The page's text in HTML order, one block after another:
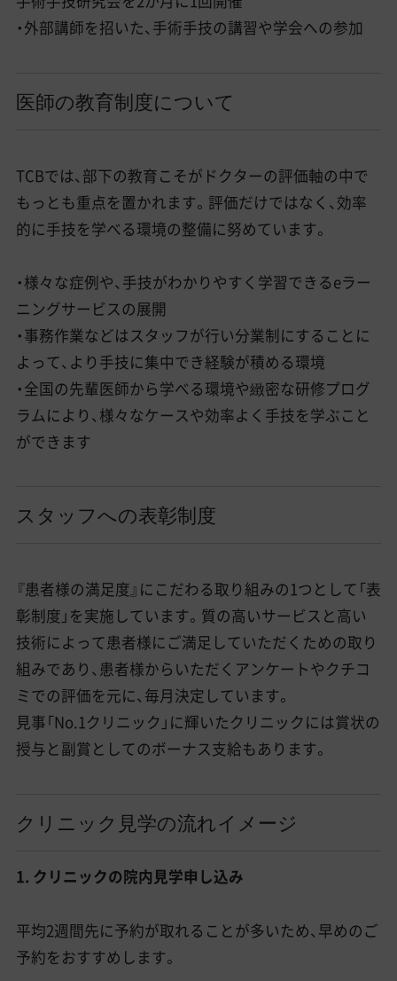
・外部講師を招いた、手術手技の講習や学会への参加
医師の教育制度について
TCBでは、部下の教育こそがドクターの評価軸の中で
もっとも重点を置かれます。評価だけではなく、効率
的に手技を学べる環境の整備に努めています。
・様々な症例や、手技がわかりやすく学習できるeラー
ニングサービスの展開
・事務作業などはスタッフが行い分業制にすることに
よって、より手技に集中でき経験が積める環境
・全国の先輩医師から学べる環境や緻密な研修プログ
ラムにより、様々なケースや効率よく手技を学ぶこと
ができます
スタッフへの表彰制度
『患者様の満足度』にこだわる取り組みの1つとして「表
彰制度」を実施しています。質の高いサービスと高い
技術によって患者様にご満足していただくための取り
組みであり、患者様からいただくアンケートやクチコ
ミでの評価を元に、毎月決定しています。
見事「No.1クリニック」に輝いたクリニックには賞状の
授与と副賞としてのボーナス支給もあります。
クリニック見学の流れイメージ
1. クリニックの院内見学申し込み
平均2週間先に予約が取れることが多いため、早めのご
予約をおすすめします。